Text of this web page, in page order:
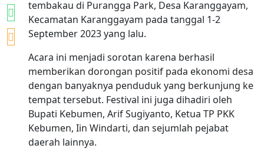
tembakau di Purangga Park, Desa Karanggayam,
Kecamatan Karanggayam pada tanggal 1-2
September 2023 yang lalu.
Acara ini menjadi sorotan karena berhasil
memberikan dorongan positif pada ekonomi desa
dengan banyaknya penduduk yang berkunjung ke
tempat tersebut. Festival ini juga dihadiri oleh
Bupati Kebumen, Arif Sugiyanto, Ketua TP PKK
Kebumen, Iin Windarti, dan sejumlah pejabat
daerah lainnya.